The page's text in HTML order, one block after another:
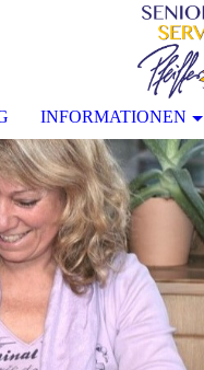
INFORMATIONEN